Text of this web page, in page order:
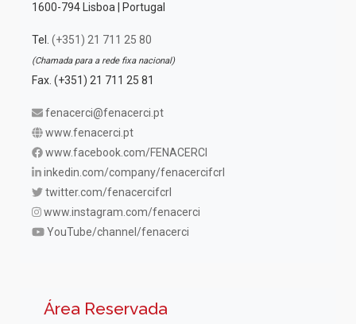
1600-794 Lisboa | Portugal
Tel. (+351) 21 711 25 80
(Chamada para a rede fixa nacional)
Fax. (+351) 21 711 25 81
fenacerci@fenacerci.pt
www.fenacerci.pt
www.facebook.com/FENACERCI
inkedin.com/company/fenacercifcrl
twitter.com/fenacercifcrl
www.instagram.com/fenacerci
YouTube/channel/fenacerci
Área Reservada